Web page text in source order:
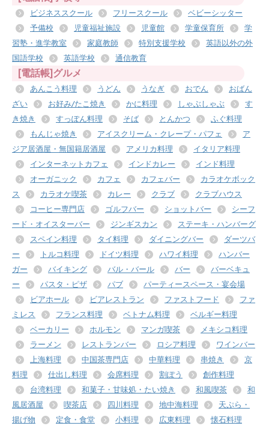
ビジネススクール フリースクール
ベビーシッター
予備校
児童福祉施設 児童館 学童保育所
学
習塾・進学教室
家庭教師 特別支援学校
英語以外の外
国語学校
英語学校 通信教育
[電話帳]グルメ
あんこう料理 うどん うなぎ おでん
おばん
ざい
お好み/たこ焼き かに料理 しゃぶしゃぶ
す
き焼き
すっぽん料理 そば とんかつ
ふぐ料理
もんじゃ焼き
アイスクリーム・クレープ・パフェ
ア
ジア居酒屋・無国籍居酒屋
アメリカ料理
イタリア料理
インターネットカフェ
インドカレー
インド料理
オーガニック
カフェ カフェバー
カラオケボック
ス
カラオケ喫茶 カレー クラブ
クラブハウス
コーヒー専門店
ゴルフバー ショットバー
シーフ
ード・オイスターバー
ジンギスカン
ステーキ・ハンバーグ
スペイン料理
タイ料理 ダイニングバー
ダーツバ
ー
トルコ料理 ドイツ料理 ハワイ料理
ハンバー
ガー
バイキング バル・バール バー
バーベキュ
ー
パスタ・ピザ パブ
パーティースペース・宴会場
ビアホール
ビアレストラン ファストフード
ファ
ミレス
フランス料理 ベトナム料理
ベルギー料理
ベーカリー
ホルモン マンガ喫茶
メキシコ料理
ラーメン
レストランバー ロシア料理
ワインバー
上海料理
中国茶専門店 中華料理 串焼き
京
料理
仕出し料理 会席料理 割ぽう
創作料理
台湾料理
和菓子・甘味処・たい焼き 和風喫茶
和
風居酒屋
喫茶店 四川料理 地中海料理
天ぷら・
揚げ物
定食・食堂 小料理 広東料理
懐石料理